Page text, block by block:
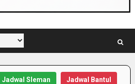
Jadwal Sleman Jadwal Bantul